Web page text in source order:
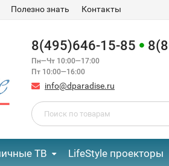
Полезно знать Контакты
8(495)646-15-85
Пн—Чт 10:00—17:00
Пт 10:00—16:00
info@dparadise.ru
ТВ LifeStyle проекторы